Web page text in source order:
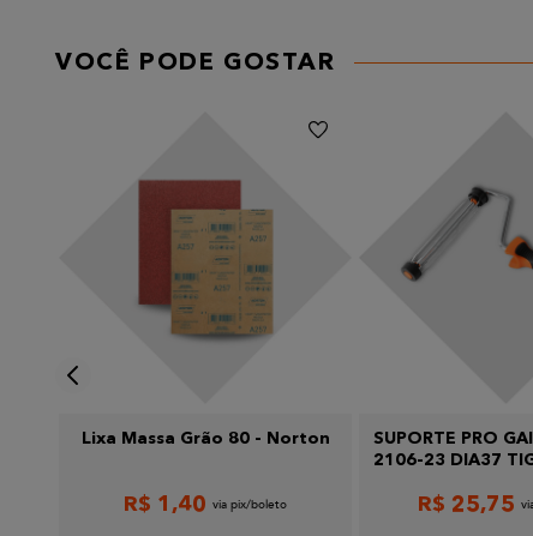
Endereço de email
Enviar avaliação
VOCÊ PODE GOSTAR
Lixa Massa Grão 80 - Norton
R$ 1 ,40
SUPORTE PRO
2106-23 DIA37
R$ 25,75